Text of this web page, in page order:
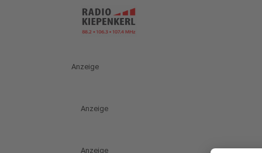
Anzeige
Anzeige
Anzeige